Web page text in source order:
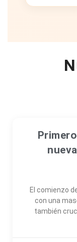
El comienzo
con una
también